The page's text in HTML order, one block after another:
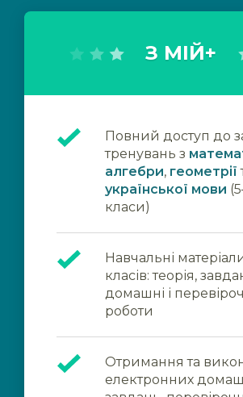
З МІЙ+
Повний доступ до
тренувань з
алгебри, геометрії
української мови
класи)
Навчальні
класів: теорія,
домашні і
роботи
Отримання та
електронних